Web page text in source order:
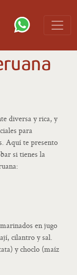
diversa y rica, y
para
Aquí te presento
si tienes la
en jugo
cilantro y sal.
y choclo (maíz